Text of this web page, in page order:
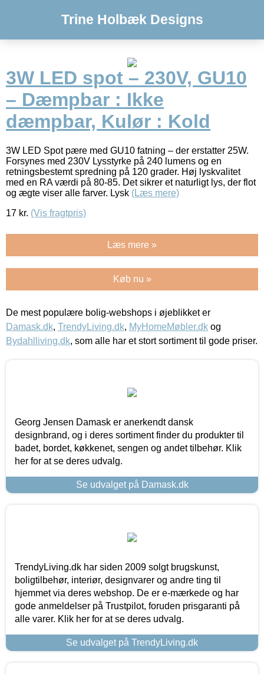
Trine Holbæk Designs
3W LED spot – 230V, GU10
– Dæmpbar : Ikke
dæmpbar, Kulør : Kold
3W LED Spot pære med GU10 fatning – der erstatter 25W.
Forsynes med 230V Lysstyrke på 240 lumens og en
retningsbestemt spredning på 120 grader. Høj lyskvalitet
med en RA værdi på 80-85. Det sikrer et naturligt lys, der flot
og ægte viser alle farver. Lysk (Læs mere)
17 kr. (Vis fragtpris)
Læs mere »
Køb nu »
De mest populære bolig-webshops i øjeblikket er
Damask.dk, TrendyLiving.dk, MyHomeMøbler.dk og
Bydahlliving.dk, som alle har et stort sortiment til gode priser.
Georg Jensen Damask er anerkendt dansk
designbrand, og i deres sortiment finder du produkter til
badet, bordet, køkkenet, sengen og andet tilbehør. Klik
her for at se deres udvalg.
Se udvalget på Damask.dk
TrendyLiving.dk har siden 2009 solgt brugskunst,
boligtilbehør, interiør, designvarer og andre ting til
hjemmet via deres webshop. De er e-mærkede og har
gode anmeldelser på Trustpilot, foruden prisgaranti på
alle varer. Klik her for at se deres udvalg.
Se udvalget på TrendyLiving.dk